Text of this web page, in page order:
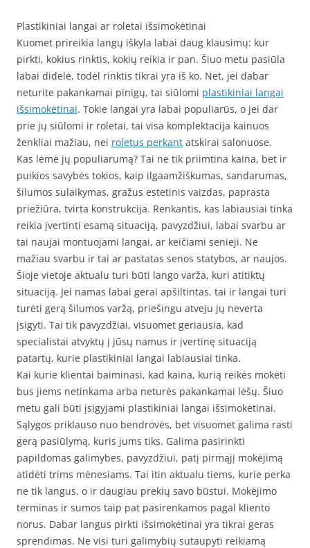
Plastikiniai langai ar roletai išsimokėtinai
Kuomet prireikia langų iškyla labai daug klausimų: kur
pirkti, kokius rinktis, kokių reikia ir pan. Šiuo metu pasiūla
labai didelė, todėl rinktis tikrai yra iš ko. Net, jei dabar
neturite pakankamai pinigų, tai siūlomi plastikiniai langai
išsimokėtinai. Tokie langai yra labai populiarūs, o jei dar
prie jų siūlomi ir roletai, tai visa komplektacija kainuos
ženkliai mažiau, nei roletus perkant atskirai salonuose.
Kas lėmė jų populiarumą? Tai ne tik priimtina kaina, bet ir
puikios savybės tokios, kaip ilgaamžiškumas, sandarumas,
šilumos sulaikymas, gražus estetinis vaizdas, paprasta
priežiūra, tvirta konstrukcija. Renkantis, kas labiausiai tinka
reikia įvertinti esamą situaciją, pavyzdžiui, labai svarbu ar
tai naujai montuojami langai, ar keičiami senieji. Ne
mažiau svarbu ir tai ar pastatas senos statybos, ar naujos.
Šioje vietoje aktualu turi būti lango varža, kuri atitiktų
situaciją. Jei namas labai gerai apšiltintas, tai ir langai turi
turėti gerą šilumos varžą, priešingu atveju jų neverta
įsigyti. Tai tik pavyzdžiai, visuomet geriausia, kad
specialistai atvyktų į jūsų namus ir įvertinę situaciją
patartų, kurie plastikiniai langai labiausiai tinka.
Kai kurie klientai baiminasi, kad kaina, kurią reikės mokėti
bus jiems netinkama arba neturės pakankamai lėšų. Šiuo
metu gali būti įsigyjami plastikiniai langai išsimokėtinai.
Sąlygos priklauso nuo bendrovės, bet visuomet galima rasti
gerą pasiūlymą, kuris jums tiks. Galima pasirinkti
papildomas galimybes, pavyzdžiui, patį pirmąjį mokėjimą
atidėti trims mėnesiams. Tai itin aktualu tiems, kurie perka
ne tik langus, o ir daugiau prekių savo būstui. Mokėjimo
terminas ir sumos taip pat pasirenkamos pagal kliento
norus. Dabar langus pirkti išsimokėtinai yra tikrai geras
sprendimas. Ne visi turi galimybių sutaupyti reikiamą